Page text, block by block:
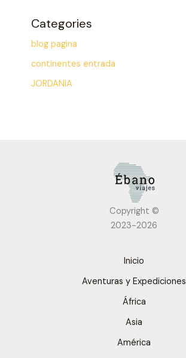
Categories
blog pagina
continentes entrada
JORDANIA
Copyright ©
2023-2026
Inicio
Aventuras y Expediciones
África
Asia
América